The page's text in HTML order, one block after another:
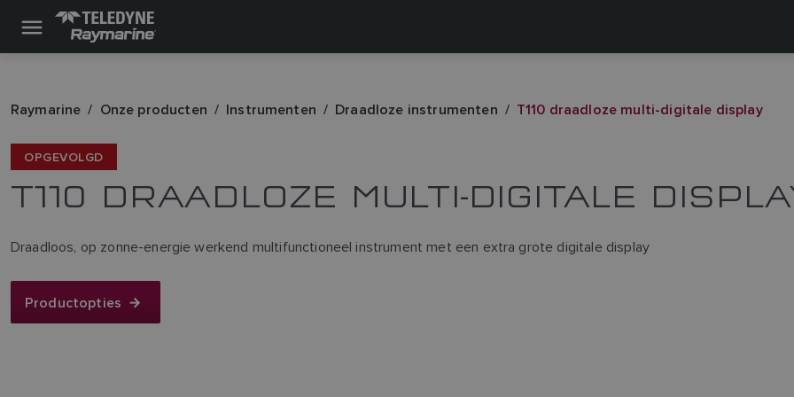
Raymarine Onze producten Instrumenten Draadloze instrumenten T110 draadloze multi-digitale display
OPGEVOLGD
T110 DRAADLOZE MULTI-DIGITALE
Draadloos, op zonne-energie werkend multifunctioneel instrument met een extra grote digitale display
Productopties